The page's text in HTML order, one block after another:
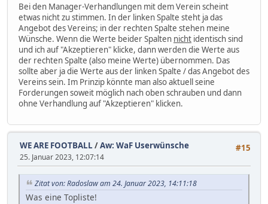
Bei den Manager-Verhandlungen mit dem Verein scheint
etwas nicht zu stimmen. In der linken Spalte steht ja das
Angebot des Vereins; in der rechten Spalte stehen meine
Wünsche. Wenn die Werte beider Spalten nicht identisch sind
und ich auf "Akzeptieren" klicke, dann werden die Werte aus
der rechten Spalte (also meine Werte) übernommen. Das
sollte aber ja die Werte aus der linken Spalte / das Angebot des
Vereins sein. Im Prinzip könnte man also aktuell seine
Forderungen soweit möglich nach oben schrauben und dann
ohne Verhandlung auf "Akzeptieren" klicken.
#15
WE ARE FOOTBALL /Aw: WaF Userwünsche
25. Januar 2023, 12:07:14
Zitat von: Radoslaw am 24. Januar 2023, 14:11:18
Was eine Topliste!